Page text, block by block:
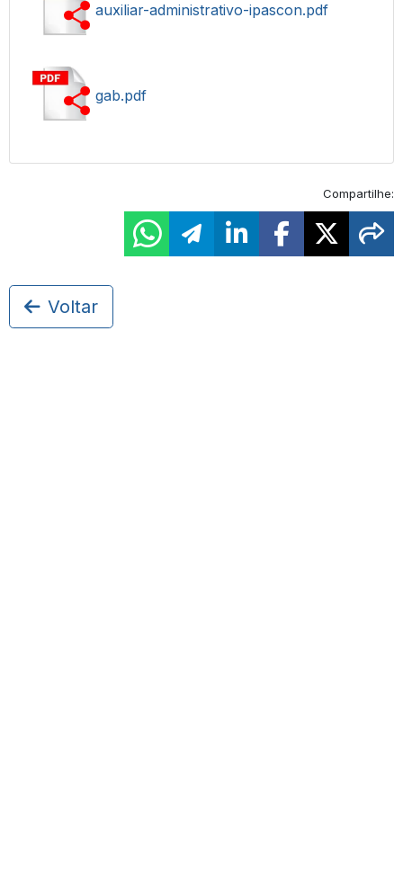
auxiliar-administrativo-ipascon.pdf
gab.pdf
Compartilhe:
Voltar